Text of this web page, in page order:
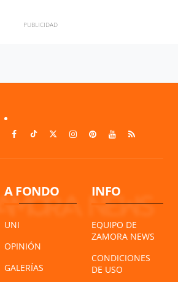
A FONDO
UNI
OPINIÓN
GALERÍAS
INFO
EQUIPO DE
ZAMORA NEWS
CONDICIONES
DE USO